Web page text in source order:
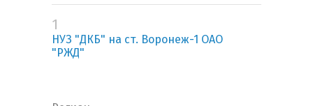
1
НУЗ "ДКБ" на ст. Воронеж-1 ОАО
"РЖД"